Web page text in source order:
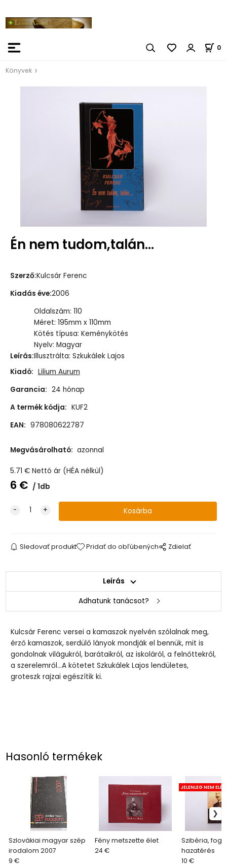
0
Könyvek
Én nem tudom,talán...
Szerző:Kulcsár Ferenc
Kiadás éve:2006
Leírás:
Oldalszám: 110
Méret: 195mm x 110mm
Kötés típusa: Keménykötés
Nyelv: Magyar
Illusztrálta: Szkukálek Lajos
Kiadó: Lilium Aurum
Garancia: 24 hónap
A termék kódja: KUF2
EAN: 978080622787
Megvásárolható: azonnal
5.71 € Nettó ár (HÉA nélkül)
6 € 1db
Sledovať produkt Pridať do obľúbených Zdielať
Leírás
Adhatunk tanácsot?
Kulcsár Ferenc versei a kamaszok nyelvén szólalnak meg,
érző kamaszok, serdülő lányok mondják el bennük, mit is
gondolnak világukról, barátaikról, az iskoláról, a felnőttekről,
a szerelemről...A kötetet Szkukálek Lajos lendületes,
groteszk rajzai egészítik ki.
Hasonló termékek
Szlovákiai magyar szép
irodalom 2007
9 €
Fény metszette élet
24 €
Szibéria,
hazatérés
JELENLEG NEM
10 €